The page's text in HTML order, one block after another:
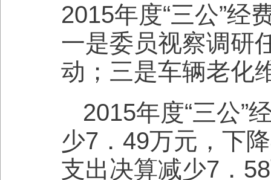
2015年度“三公”经
一是委员视察调研
动；三是车辆老化
2015年度“三公”
少7．49万元，下
支出决算减少7．